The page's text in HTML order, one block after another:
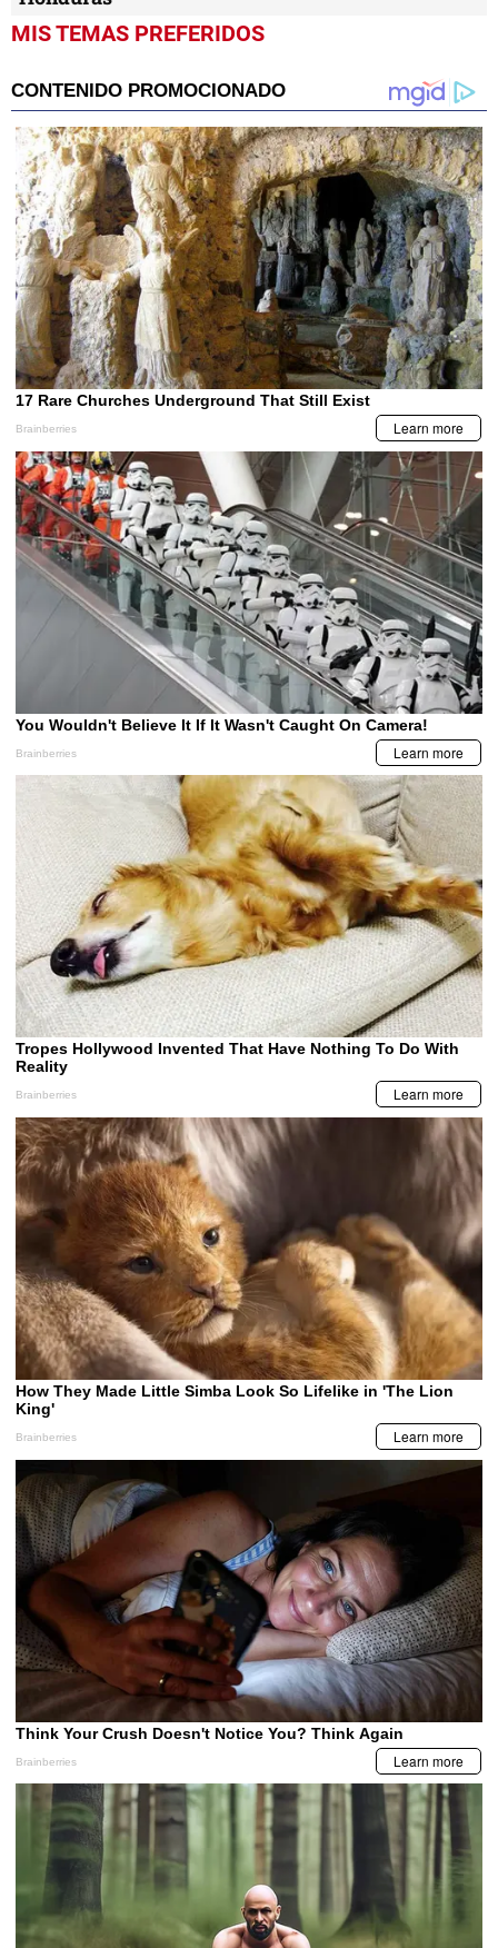
MIS TEMAS PREFERIDOS